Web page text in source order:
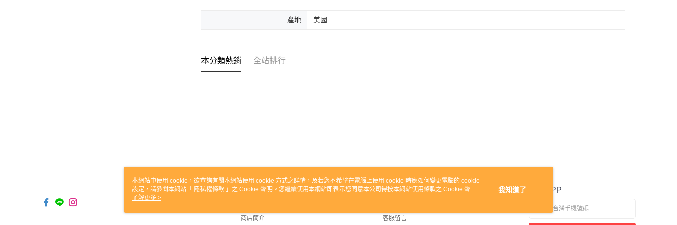
產地 美國
本分類熱銷 全站排行
關於我們
商店簡介
客服資訊
客服留言
官方APP
本網站中使用 cookie，欲查詢有關本網站使用 cookie 方式之詳情，及若您不希望在電腦上使用 cookie 時應如何變更電腦的 cookie
設定，請參閱本網站「 隱私權條款 」之 Cookie 聲明。您繼續使用本網站即表示您同意本公司得按本網站使用條款之 Cookie 聲明
使用 cookie。
了解更多 >
我知道了